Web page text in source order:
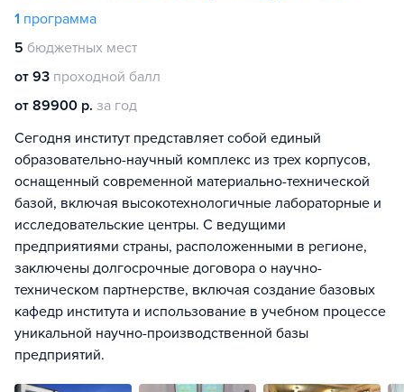
1 программа
5 бюджетных мест
от 93 проходной балл
от 89900 р. за год
Сегодня институт представляет собой единый
образовательно-научный комплекс из трех корпусов,
оснащенный современной материально-технической
базой, включая высокотехнологичные лабораторные и
исследовательские центры. С ведущими
предприятиями страны, расположенными в регионе,
заключены долгосрочные договора о научно-
техническом партнерстве, включая создание базовых
кафедр института и использование в учебном процессе
уникальной научно-производственной базы
предприятий.